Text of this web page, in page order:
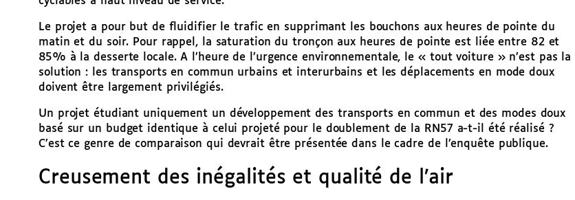
Le projet a pour but de fluidifier le trafic en supprimant les bouchons aux heures de pointe du
matin et du soir. Pour rappel, la saturation du tronçon aux heures de pointe est liée entre 82 et
85% à la desserte locale. A l’heure de l’urgence environnementale, le « tout voiture » n’est pas la
solution : les transports en commun urbains et interurbains et les déplacements en mode doux
doivent être largement privilégiés.
Un projet étudiant uniquement un développement des transports en commun et des modes doux
basé sur un budget identique à celui projeté pour le doublement de la RN57 a-t-il été réalisé ?
C’est ce genre de comparaison qui devrait être présentée dans le cadre de l’enquête publique.
Creusement des inégalités et qualité de l’air